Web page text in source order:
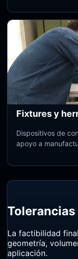
Fixtures y
Dispositivos de
apoyo a
La factibilidad
geometría,
aplicación.